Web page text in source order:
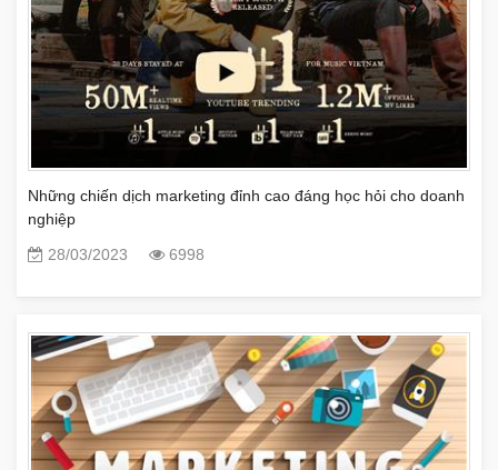
Những chiến dịch marketing đỉnh cao đáng học hỏi cho doanh
nghiệp
28/03/2023
6998